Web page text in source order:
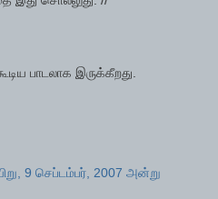
பாடலாக இருக்கீறது.
9 செப்டம்பர், 2007 அன்று